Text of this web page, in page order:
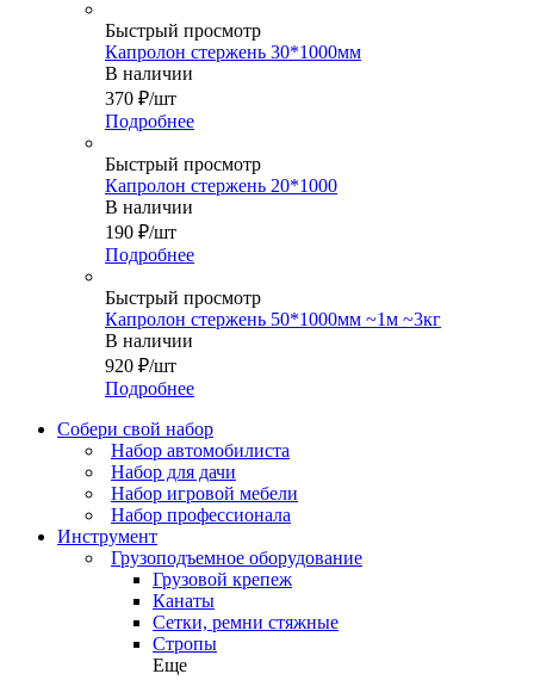
Быстрый просмотр
Капролон стержень 30*1000мм
В наличии
370 ₽/шт
Подробнее
Быстрый просмотр
Капролон стержень 20*1000
В наличии
190 ₽/шт
Подробнее
Быстрый просмотр
Капролон стержень 50*1000мм ~1м ~3кг
В наличии
920 ₽/шт
Подробнее
Собери свой набор
Набор автомобилиста
Набор для дачи
Набор игровой мебели
Набор профессионала
Инструмент
Грузоподъемное оборудование
Грузовой крепеж
Канаты
Сетки, ремни стяжные
Стропы
Еще